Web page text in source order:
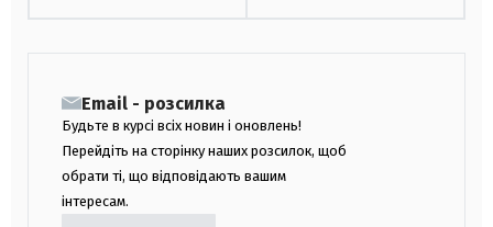
Email - розсилка
Будьте в курсі всіх новин і оновлень!
Перейдіть на сторінку наших розсилок, щоб
обрати ті, що відповідають вашим
інтересам.